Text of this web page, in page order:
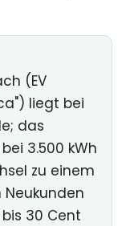
(EV
liegt bei
das
3.500 kWh
zu einem
30 Cent